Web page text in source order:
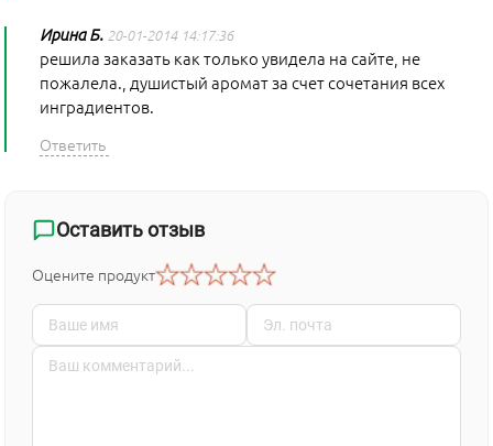
Ирина Б. 20-01-2014 14:17:36
решила заказать как только увидела на сайте, не
пожалела., душистый аромат за счет сочетания всех
инградиентов.
Оставить отзыв
Оцените продукт